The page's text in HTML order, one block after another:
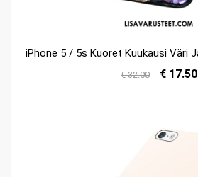
€ 32.00 € 17.50